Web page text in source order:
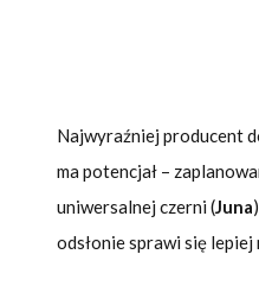
Najwyraźniej producent
ma potencjał –
uniwersalnej czerni (Juna
odsłonie sprawi się